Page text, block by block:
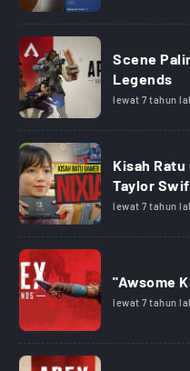
Scene
Legends
lewat 7 tahun
Kisah Ratu
Taylor
lewat 7 tahun
"Awsome
lewat 7 tahun